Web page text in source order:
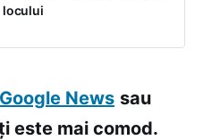
locului
Google News sau
este mai comod.